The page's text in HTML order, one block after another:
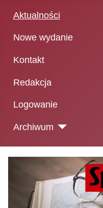
Aktualności
Nowe wydanie
Kontakt
Redakcja
Logowanie
Archiwum